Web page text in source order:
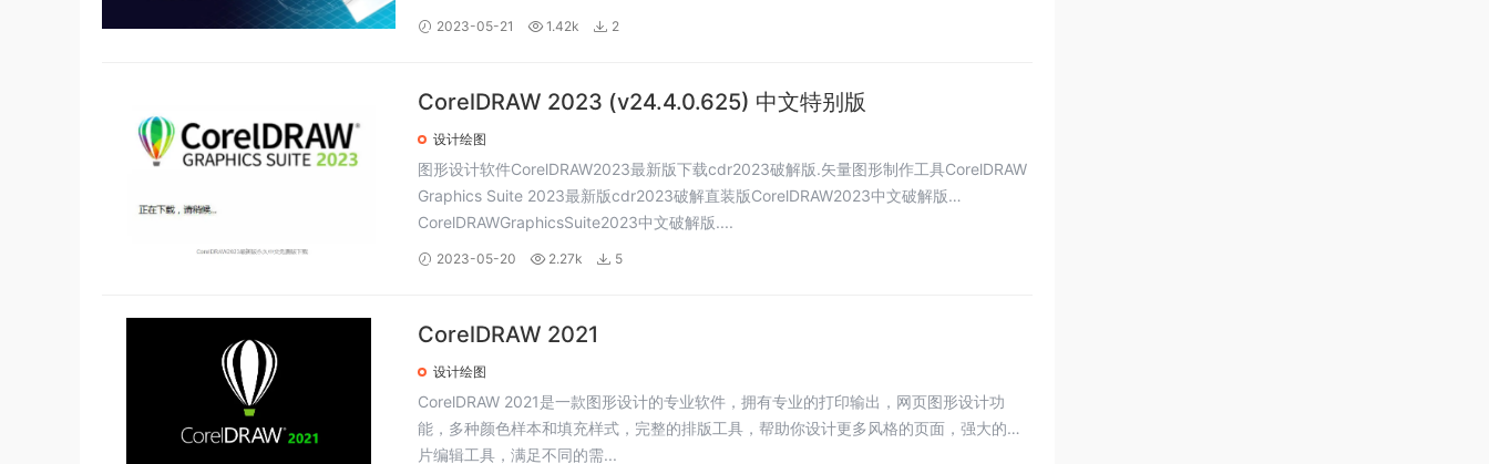
2023-05-21 1.42k 2
CorelDRAW 2023 (v24.4.0.625) 中文特别版
设计绘图
图形设计软件CorelDRAW2023最新版下载cdr2023破解版.矢量图形制作工具CorelDRAW
Graphics Suite 2023最新版cdr2023破解直装版CorelDRAW2023中文破解版
CorelDRAWGraphicsSuite2023中文破解版....
2023-05-20 2.27k 5
CorelDRAW 2021
设计绘图
CorelDRAW 2021是一款图形设计的专业软件，拥有专业的打印输出，网页图形设计功
能，多种颜色样本和填充样式，完整的排版工具，帮助你设计更多风格的页面，强大的照
片编辑工具，满足不同的需...